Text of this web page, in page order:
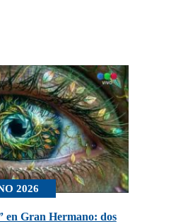
2026
en Gran Hermano: dos